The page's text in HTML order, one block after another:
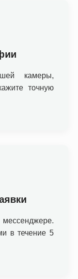
камеры,
точную
в течение 5